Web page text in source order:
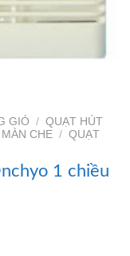
GIÓ / QUẠT HÚT
CHE / QUẠT
1 chiều